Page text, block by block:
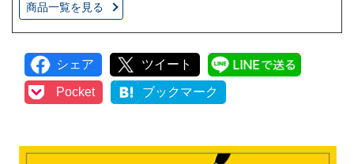
商品一覧を見る
シェア ツイート
Pocket ブックマーク